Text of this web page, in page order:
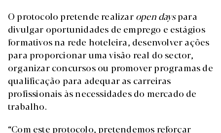
O protocolo pretende realizaropen dayspara
divulgar oportunidades de emprego e estágios
formativos na rede hoteleira, desenvolver ações
para proporcionar uma visão real do sector,
organizar concursos ou promover programas de
qualificação para adequar as carreiras
profissionais às necessidades do mercado de
trabalho.
“Com este protocolo, pretendemos reforçar